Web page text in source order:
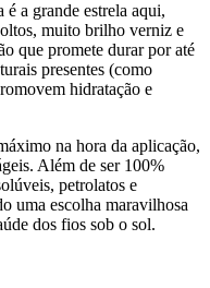
a grande estrela aqui,
muito brilho verniz e
que promete durar por até
presentes (como
hidratação e
na hora da aplicação,
Além de ser 100%
petrolatos e
uma escolha maravilhosa
dos fios sob o sol.